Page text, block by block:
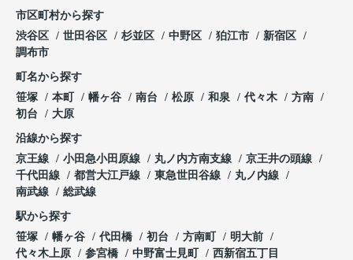
市区町村から探す
渋谷区
世田谷区 杉並区 中野区 狛江市
新宿区
調布市
町名から探す
笹塚
本町 幡ヶ谷 南台 松原 和泉 代々木
方南
初台
大原
沿線から探す
京王線
小田急小田原線 丸ノ内方南支線
京王井の頭線
千代田線
都営大江戸線 東急世田谷線
丸ノ内線
南武線
総武線
駅から探す
笹塚
幡ヶ谷 代田橋 初台 方南町
明大前
代々木上原
参宮橋 中野富士見町 西新宿五丁目